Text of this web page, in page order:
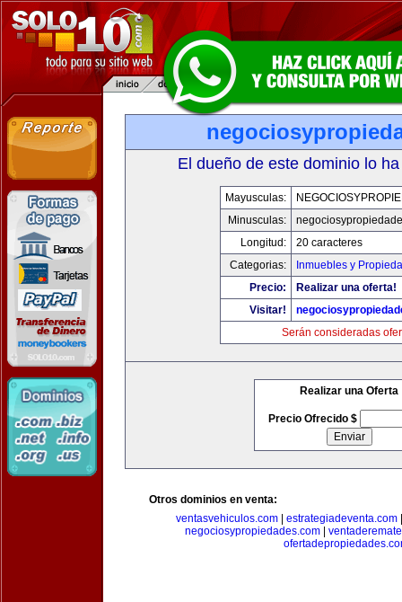
El dueño de este dominio lo
Mayusculas:
Minusculas:
Longitud:
20 caracteres
Categorias:
Inmuebles y
Precio:
Realizar una oferta!
Visitar!
Serán consideradas
Realizar una Oferta
Precio Ofrecido $
Otros dominios en venta:
ventasvehiculos.com
estrategiadeventa.com
negociosypropiedades.com